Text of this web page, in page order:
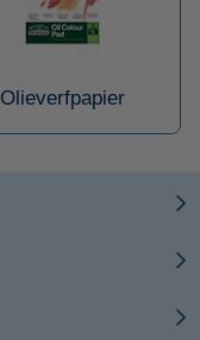
Olieverfpapier